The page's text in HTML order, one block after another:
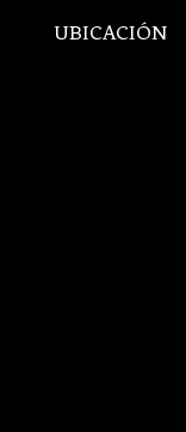
UBICACIÓN